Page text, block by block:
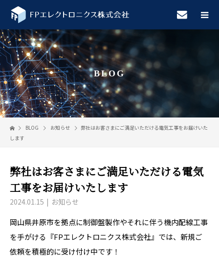
BLOG
BLOG お知らせ
弊社はお客さまにご満足いただける電気工事をお届けいた
します
弊社はお客さまにご満足いただける電気
工事をお届けいたします
2024.01.15 お知らせ
岡山県井原市を拠点に制御盤製作やそれに伴う機内配線工事
を手がける『FPエレクトロニクス株式会社』では、新規ご
依頼を積極的に受け付け中です！